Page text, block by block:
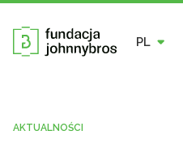
PL
AKTUALNOŚCI